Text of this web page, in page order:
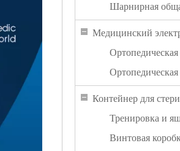
Шарнирная
Медицинский
Ортопедическая
Контейнер для
Тренировка и
Винтовая